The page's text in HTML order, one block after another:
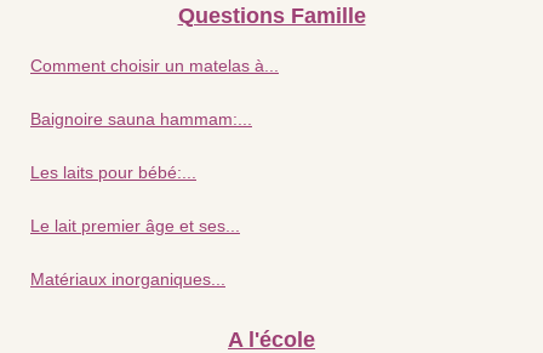
Questions Famille
Comment choisir un matelas à...
Baignoire sauna hammam:...
Les laits pour bébé:...
Le lait premier âge et ses...
Matériaux inorganiques...
A l'école